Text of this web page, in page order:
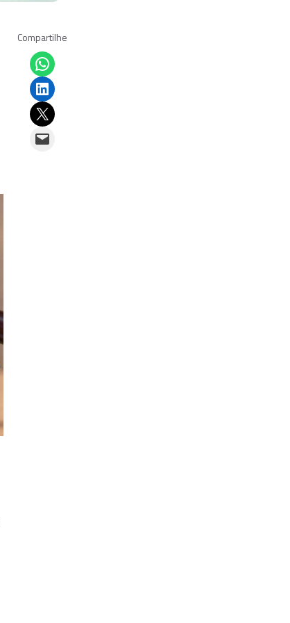
Compartilhe
Share on WhatsApp
Share on LinkedIn
Email this Page
Email this Page